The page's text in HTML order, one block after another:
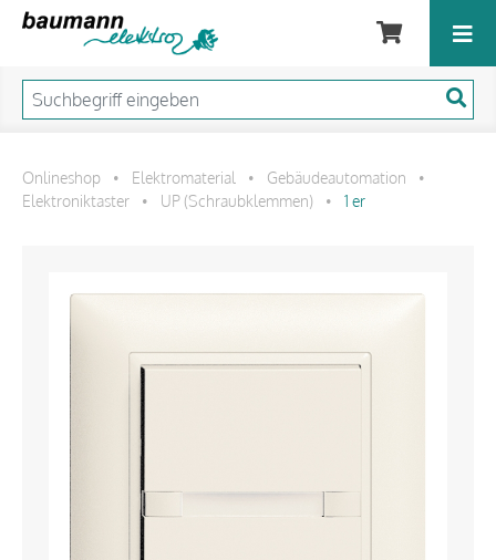
Onlineshop • Elektromaterial • Gebäudeautomation
•
Elektroniktaster
• UP (Schraubklemmen) • 1 er